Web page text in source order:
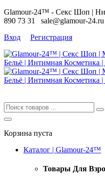
Glamour-24™ - Секс Шоп |
890 73 31 sale@glamour-24.ru
Вход
Регистрация
Корзина пуста
Каталог | Glamour-24™
Товары Для